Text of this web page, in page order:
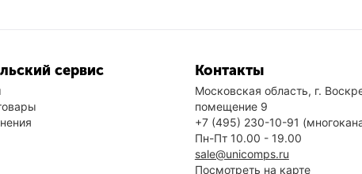
сервис Контакты
Московская область, г.
помещение 9
+7 (495) 230-10-91
Пн-Пт 10.00 - 19.00
sale@unicomps.ru
Посмотреть на карте